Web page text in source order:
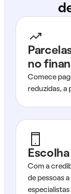
no
Comece
reduzidas, a
Com a
de pessoas